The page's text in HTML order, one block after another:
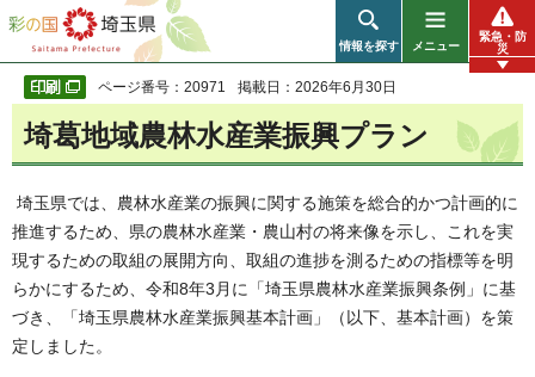
彩の国 埼玉県
情報を探す メニュー
緊急・防
災
ページ番号：20971 掲載日：2026年6月30日
埼葛地域農林水産業振興プラン
埼玉県では、農林水産業の振興に関する施策を総合的かつ計画的に
推進するため、県の農林水産業・農山村の将来像を示し、これを実
現するための取組の展開方向、取組の進捗を測るための指標等を明
らかにするため、令和8年3月に「埼玉県農林水産業振興条例」に基
づき、「埼玉県農林水産業振興基本計画」（以下、基本計画）を策
定しました。